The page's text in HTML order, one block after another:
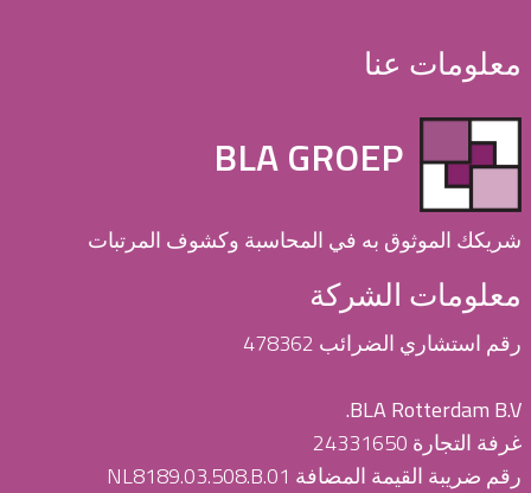
معلومات عنا
BLA GROEP
شريكك الموثوق به في المحاسبة وكشوف المرتبات
معلومات الشركة
رقم استشاري الضرائب 478362
BLA Rotterdam B.V.
غرفة التجارة 24331650
رقم ضريبة القيمة المضافة NL8189.03.508.B.01